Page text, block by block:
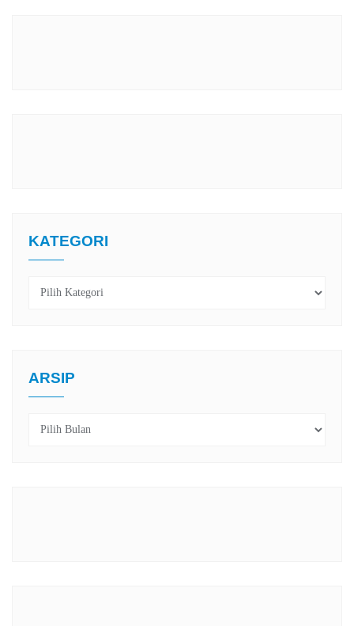
KATEGORI
Kategori
ARSIP
Arsip